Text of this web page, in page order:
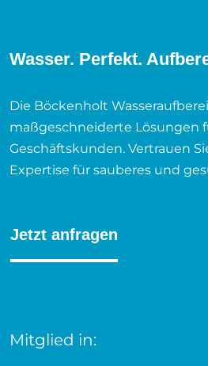
Wasser. Perfekt.
Die Böckenholt
maßgeschneiderte Lösungen
Geschäftskunden. Vertrauen
Expertise für sauberes und
Jetzt anfragen
Mitglied in: